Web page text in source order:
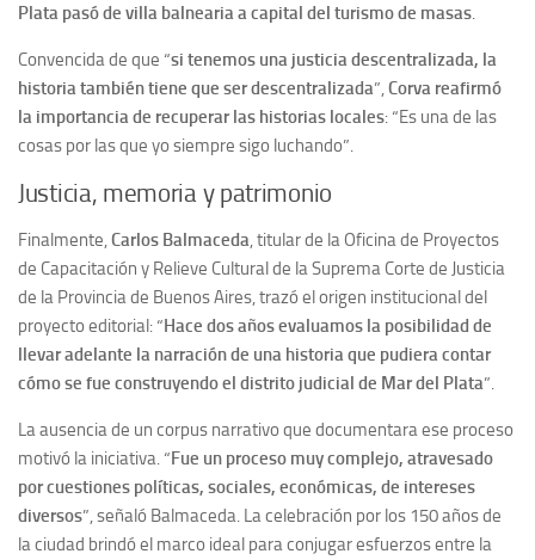
Plata pasó de villa balnearia a capital del turismo de masas.
Convencida de que “si tenemos una justicia descentralizada, la
historia también tiene que ser descentralizada”,Corva reafirmó
la importancia de recuperar las historias locales: “Es una de las
cosas por las que yo siempre sigo luchando”.
Justicia, memoria y patrimonio
Finalmente,Carlos Balmaceda, titular de la Oficina de Proyectos
de Capacitación y Relieve Cultural de la Suprema Corte de Justicia
de la Provincia de Buenos Aires, trazó el origen institucional del
proyecto editorial: “Hace dos años evaluamos la posibilidad de
llevar adelante la narración de una historia que pudiera contar
cómo se fue construyendo el distrito judicial de Mar del Plata”.
La ausencia de un corpus narrativo que documentara ese proceso
motivó la iniciativa. “Fue un proceso muy complejo, atravesado
por cuestiones políticas, sociales, económicas, de intereses
diversos”, señaló Balmaceda. La celebración por los 150 años de
la ciudad brindó el marco ideal para conjugar esfuerzos entre la